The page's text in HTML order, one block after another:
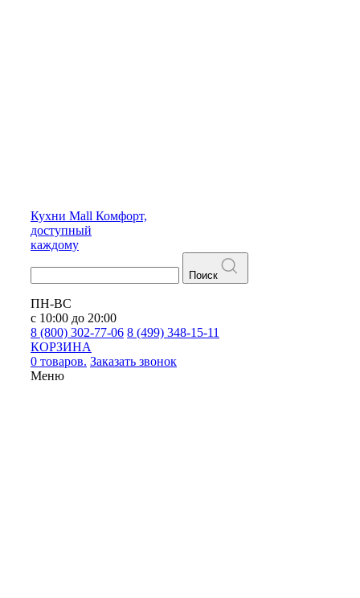
Кухни Mall Комфорт,
доступный
каждому
Поиск
ПН-ВС
с 10:00 до 20:00
8 (800) 302-77-06 8 (499) 348-15-11
КОРЗИНА
0 товаров. Заказать звонок
Меню